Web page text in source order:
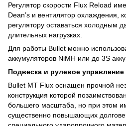
Регулятор скорости Flux Reload
Dean’s и вентилятор охлаждения,
регулятору оставаться холодным
длительных нагрузках.
Для работы Bullet можно
аккумуляторов NiMH или до 3S
Подвеска и рулевое управление
Bullet MT Flux оснащен прочной
конструкция которой
большего масштаба, но при этом
существенно повышающих